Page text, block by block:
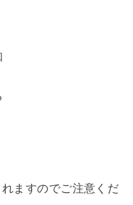
ますのでご注意くだ